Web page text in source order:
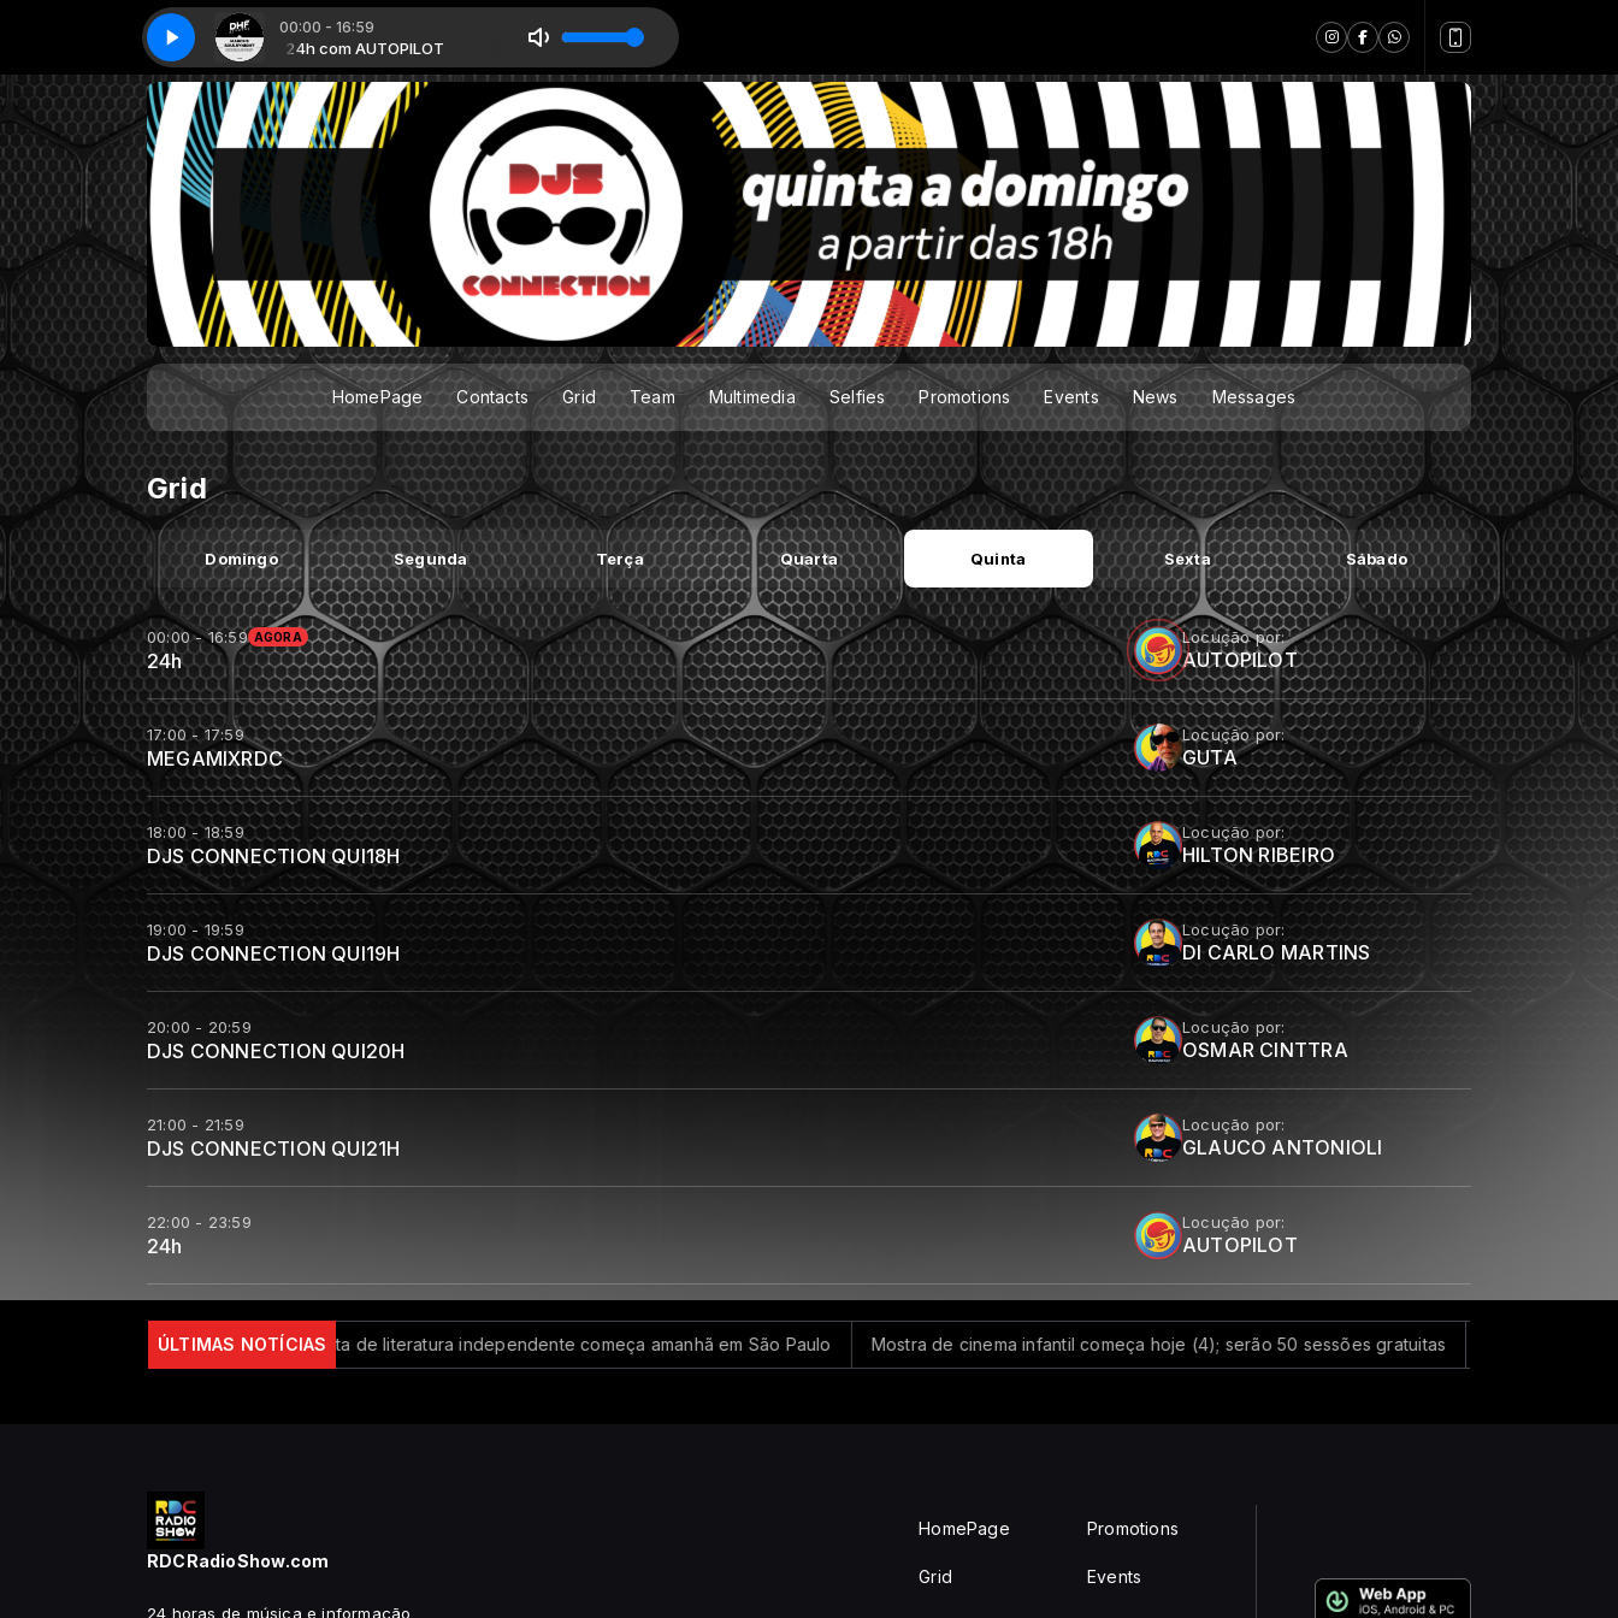
00:00 - 16:59
24h com AUTOPILOT 24h com AUTOPILOT
- Riddimanbump (Original Mix) ED Marcus Soulbynight - Riddimanbump (Original Mix) ED
HomePage Contacts Grid Team Multimedia Selfies Promotions Events News Messages
Grid
Domingo Segunda Terça Quarta Quinta Sexta Sábado
00:00 - 16:59 AGORA
24h
Locução por:
AUTOPILOT
17:00 - 17:59
MEGAMIXRDC
Locução por:
GUTA
18:00 - 18:59
DJS CONNECTION QUI18H
Locução por:
HILTON RIBEIRO
19:00 - 19:59
DJS CONNECTION QUI19H
Locução por:
DI CARLO MARTINS
20:00 - 20:59
DJS CONNECTION QUI20H
Locução por:
OSMAR CINTTRA
21:00 - 21:59
DJS CONNECTION QUI21H
Locução por:
GLAUCO ANTONIOLI
22:00 - 23:59
24h
Locução por:
AUTOPILOT
ÚLTIMAS NOTÍCIAS
R$ 150 milhões Flipei: festa de literatura independente começa amanhã em São Paulo Mostra de cinema infantil começa hoje (4); serão 50 sessões gratuitas Mega-Sena não tem
RDCRadioShow.com
24 horas de música e informação
HomePage
Grid
Promotions
Events